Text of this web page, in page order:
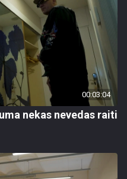
00:03:04
nekas nevedas raiti